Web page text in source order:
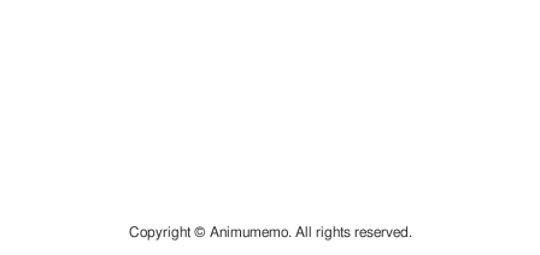
Copyright © Animumemo. All rights reserved.